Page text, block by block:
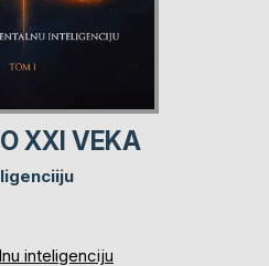
XXI VEKA
inteligenciju